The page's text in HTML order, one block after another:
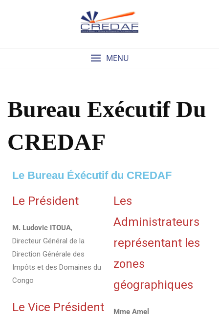
MENU
Bureau Exécutif Du
CREDAF
Le Bureau Éxécutif du CREDAF
Le Président
M. Ludovic ITOUA,
Directeur Général de la
Direction Générale des
Impôts et des Domaines du
Congo
Le Vice Président
Les
Administrateurs
représentant les
zones
géographiques
Mme Amel